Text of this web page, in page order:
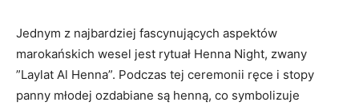
Jednym z najbardziej fascynujących aspektów
marokańskich wesel​ jest rytuał ‌Henna ‍Night, ​zwany
⁣”Laylat Al⁢ Henna”. ⁤Podczas tej ‌ceremonii‍ ręce ⁣i stopy
panny ⁢młodej ozdabiane są henną, co ⁣symbolizuje​